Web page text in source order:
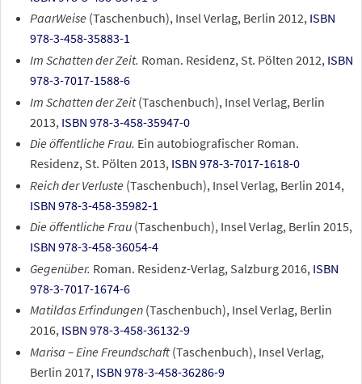
PaarWeise (Taschenbuch), Insel Verlag, Berlin 2012, ISBN
978-3-458-35883-1
Im Schatten der Zeit. Roman. Residenz, St. Pölten 2012, ISBN
978-3-7017-1588-6
Im Schatten der Zeit(Taschenbuch), Insel Verlag, Berlin
2013, ISBN 978-3-458-35947-0
Die öffentliche Frau. Ein autobiografischer Roman.
Residenz, St. Pölten 2013, ISBN 978-3-7017-1618-0
Reich der Verluste (Taschenbuch), Insel Verlag, Berlin 2014,
ISBN 978-3-458-35982-1
Die öffentliche Frau(Taschenbuch), Insel Verlag, Berlin 2015,
ISBN 978-3-458-36054-4
Gegenüber. Roman. Residenz-Verlag, Salzburg 2016, ISBN
978-3-7017-1674-6
Matildas Erfindungen(Taschenbuch), Insel Verlag, Berlin
2016, ISBN 978-3-458-36132-9
Marisa – Eine Freundschaft(Taschenbuch), Insel Verlag,
Berlin 2017, ISBN 978-3-458-36286-9